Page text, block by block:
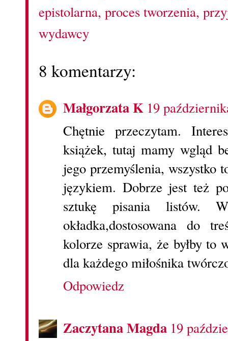
epistolarna, proces tworzenia,
wydawcy
8 komentarzy:
Małgorzata K 19
Chętnie przeczytam.
książek, tutaj mamy wgląd
jego przemyślenia, wszystko
językiem. Dobrze jest też
sztukę pisania listów.
okładka,dostosowana do
kolorze sprawia, że byłby to
dla każdego miłośnika
Odpowiedz
Zaczytana Magda 19